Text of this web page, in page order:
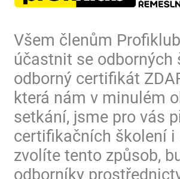
Všem členům
účastnit se
odborný certifikát
která nám v minulém
setkání, jsme pro vás
certifikačních školení i
zvolíte tento způsob,
odborníky